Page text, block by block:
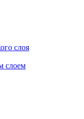
слоя
слоем